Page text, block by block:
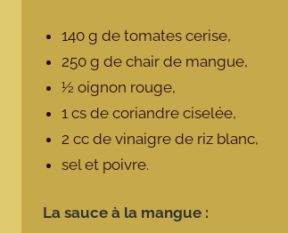
140 g de tomates cerise,
250 g de chair de mangue,
½ oignon rouge,
1 cs de coriandre ciselée,
2 cc de vinaigre de riz blanc,
sel et poivre.
La sauce à la mangue :